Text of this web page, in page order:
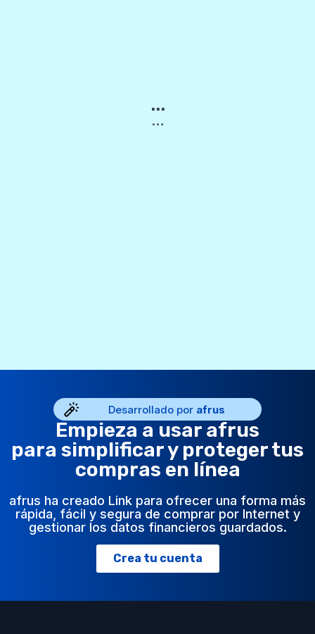
...
…
Desarrollado por afrus
Empieza a usar afrus
para simplificar y proteger tus
compras en línea
afrus ha creado Link para ofrecer una forma más
rápida, fácil y segura de comprar por Internet y
gestionar los datos financieros guardados.
Crea tu cuenta